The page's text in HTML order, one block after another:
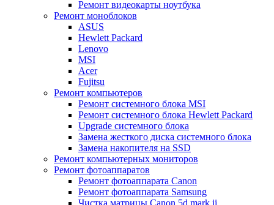
Ремонт видеокарты ноутбука
Ремонт моноблоков
ASUS
Hewlett Packard
Lenovo
MSI
Acer
Fujitsu
Ремонт компьютеров
Ремонт системного блока MSI
Ремонт системного блока Hewlett Packard
Upgrade системного блока
Замена жесткого диска системного блока
Замена накопителя на SSD
Ремонт компьютерных мониторов
Ремонт фотоаппаратов
Ремонт фотоаппарата Canon
Ремонт фотоаппарата Samsung
Чистка матрицы Canon 5d mark ii